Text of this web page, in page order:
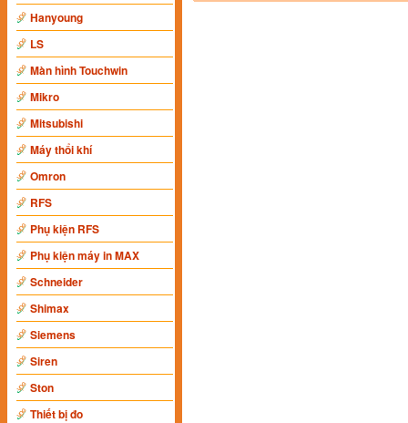
Hanyoung
LS
Màn hình Touchwin
Mikro
Mitsubishi
Máy thổi khí
Omron
RFS
Phụ kiện RFS
Phụ kiện máy in MAX
Schneider
Shimax
Siemens
Siren
Ston
Thiết bị đo